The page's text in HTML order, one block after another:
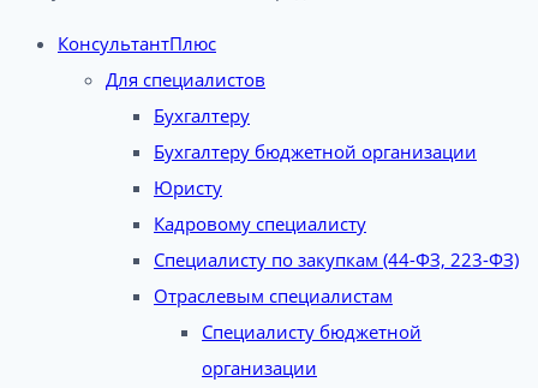
КонсультантПлюс
Для специалистов
Бухгалтеру
Бухгалтеру бюджетной организации
Юристу
Кадровому специалисту
Специалисту по закупкам (44-ФЗ, 223-ФЗ)
Отраслевым специалистам
Специалисту бюджетной
организации